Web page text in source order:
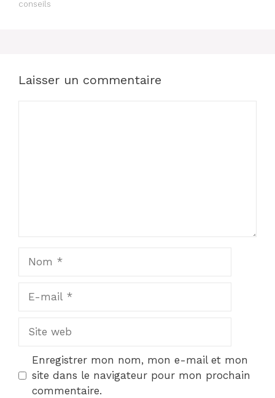
conseils
Laisser un commentaire
mail
web
Enregistrer mon nom, mon e-mail et mon
site dans le navigateur pour mon prochain
commentaire.